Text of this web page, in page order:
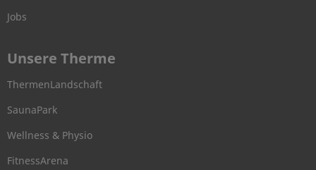
Jobs
Unsere Therme
ThermenLandschaft
SaunaPark
Wellness & Physio
FitnessArena